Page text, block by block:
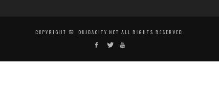
COPYRIGHT ©, OUJDACITY.NET ALL RIGHTS RESERVED.